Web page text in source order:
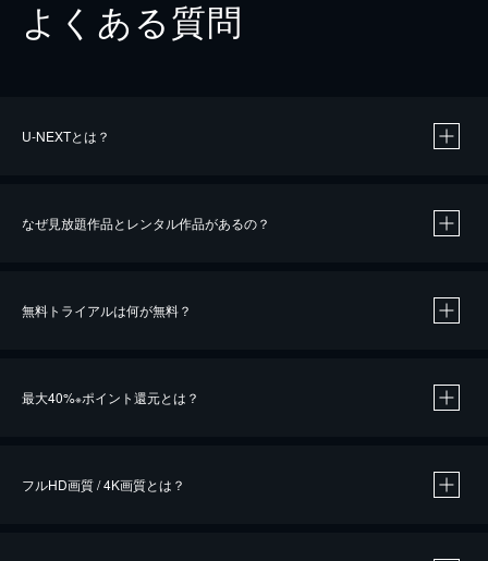
よくある質問
U-NEXTとは？
なぜ見放題作品とレンタル作品があるの？
無料トライアルは何が無料？
最大40%※ポイント還元とは？
フルHD画質 / 4K画質とは？